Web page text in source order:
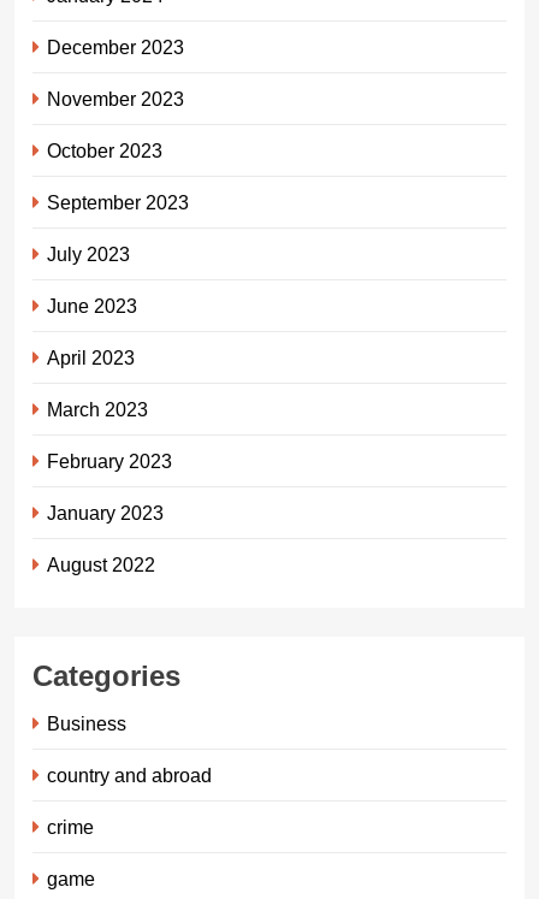
December 2023
November 2023
October 2023
September 2023
July 2023
June 2023
April 2023
March 2023
February 2023
January 2023
August 2022
Categories
Business
country and abroad
crime
game